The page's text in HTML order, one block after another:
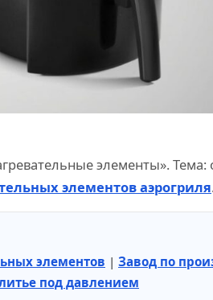
элементы». Тема:
элементов аэрогриля.
элементов | Завод по
под давлением